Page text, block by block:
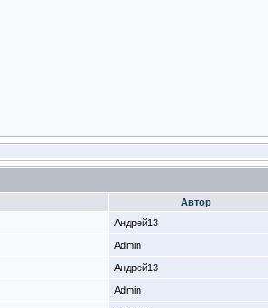
Автор
Андрей13
Admin
Андрей13
Admin